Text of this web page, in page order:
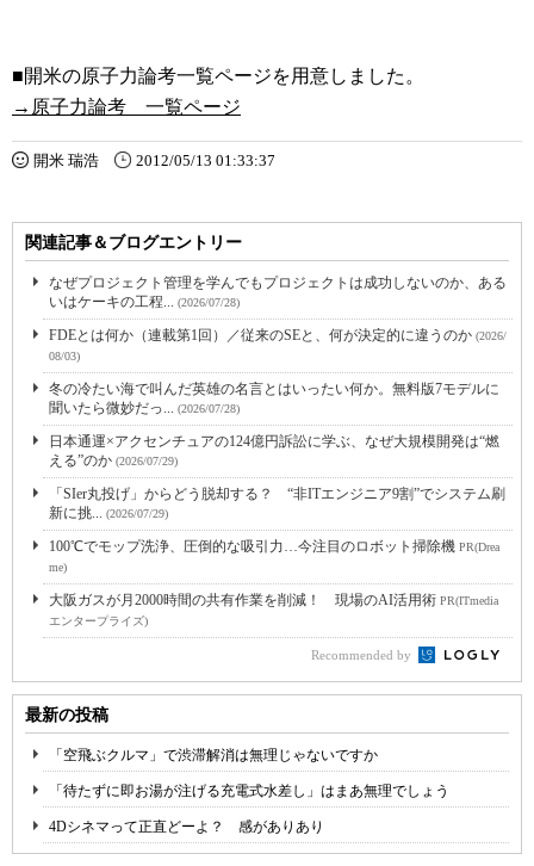
■開米の原子力論考一覧ページを用意しました。
→原子力論考 一覧ページ
開米 瑞浩 2012/05/13 01:33:37
関連記事＆ブログエントリー
なぜプロジェクト管理を学んでもプロジェクトは成功しないのか、ある
いはケーキの工程... (2026/07/28)
FDEとは何か（連載第1回）／従来のSEと、何が決定的に違うのか (2026/
08/03)
冬の冷たい海で叫んだ英雄の名言とはいったい何か。無料版7モデルに
聞いたら微妙だっ... (2026/07/28)
日本通運×アクセンチュアの124億円訴訟に学ぶ、なぜ大規模開発は“燃
える”のか (2026/07/29)
「SIer丸投げ」からどう脱却する？ “非ITエンジニア9割”でシステム刷
新に挑... (2026/07/29)
100℃でモップ洗浄、圧倒的な吸引力…今注目のロボット掃除機 PR(Drea
me)
大阪ガスが月2000時間の共有作業を削減！ 現場のAI活用術 PR(ITmedia
エンタープライズ)
Recommended by
最新の投稿
「空飛ぶクルマ」で渋滞解消は無理じゃないですか
「待たずに即お湯が注げる充電式水差し」はまあ無理でしょう
4Dシネマって正直どーよ？ 感がありあり